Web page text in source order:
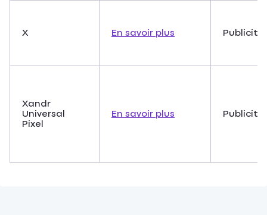
X En savoir plus Publicité
Xandr
Universal
Pixel
En savoir plus Publicité